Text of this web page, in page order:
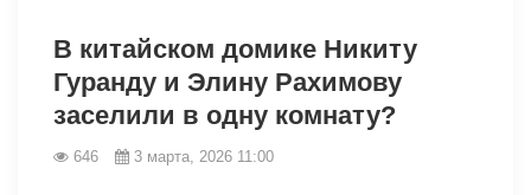
В китайском домике Никиту
Гуранду и Элину Рахимову
заселили в одну комнату?
646 3 марта, 2026 11:00